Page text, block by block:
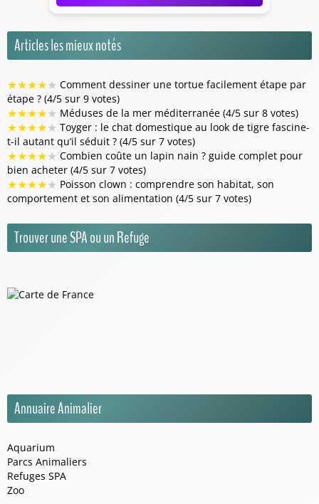
Articles les mieux notés
★★★★★ Comment dessiner une tortue facilement étape par
étape ? (4/5 sur 9 votes)
★★★★★ Méduses de la mer méditerranée (4/5 sur 8 votes)
★★★★★ Toyger : le chat domestique au look de tigre fascine-
t-il autant qu’il séduit ? (4/5 sur 7 votes)
★★★★★ Combien coûte un lapin nain ? guide complet pour
bien acheter (4/5 sur 7 votes)
★★★★★ Poisson clown : comprendre son habitat, son
comportement et son alimentation (4/5 sur 7 votes)
Trouver une SPA ou un Refuge
Annuaire Animalier
Aquarium
Parcs Animaliers
Refuges SPA
Zoo